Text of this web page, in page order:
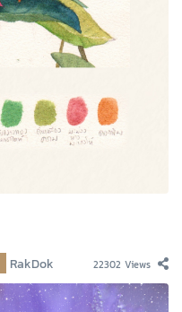
RakDok 22302 Views